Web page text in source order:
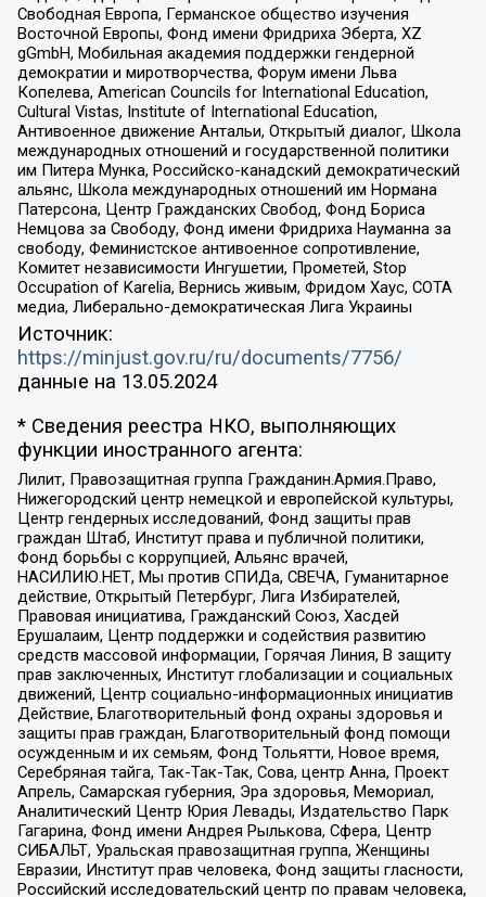
Свободная Европа, Германское общество изучения
Восточной Европы, Фонд имени Фридриха Эберта, XZ
gGmbH, Мобильная академия поддержки гендерной
демократии и миротворчества, Форум имени Льва
Копелева, American Councils for International Education,
Cultural Vistas, Institute of International Education,
Антивоенное движение Антальи, Открытый диалог, Школа
международных отношений и государственной политики
им Питера Мунка, Российско-канадский демократический
альянс, Школа международных отношений им Нормана
Патерсона, Центр Гражданских Свобод, Фонд Бориса
Немцова за Свободу, Фонд имени Фридриха Науманна за
свободу, Феминистское антивоенное сопротивление,
Комитет независимости Ингушетии, Прометей, Stop
Occupation of Karelia, Вернись живым, Фридом Хаус, СОТА
медиа, Либерально-демократическая Лига Украины
Источник:
https://minjust.gov.ru/ru/documents/7756/
данные на 13.05.2024
* Сведения реестра НКО, выполняющих
функции иностранного агента:
Лилит, Правозащитная группа Гражданин.Армия.Право,
Нижегородский центр немецкой и европейской культуры,
Центр гендерных исследований, Фонд защиты прав
граждан Штаб, Институт права и публичной политики,
Фонд борьбы с коррупцией, Альянс врачей,
НАСИЛИЮ.НЕТ, Мы против СПИДа, СВЕЧА, Гуманитарное
действие, Открытый Петербург, Лига Избирателей,
Правовая инициатива, Гражданский Союз, Хасдей
Ерушалаим, Центр поддержки и содействия развитию
средств массовой информации, Горячая Линия, В защиту
прав заключенных, Институт глобализации и социальных
движений, Центр социально-информационных инициатив
Действие, Благотворительный фонд охраны здоровья и
защиты прав граждан, Благотворительный фонд помощи
осужденным и их семьям, Фонд Тольятти, Новое время,
Серебряная тайга, Так-Так-Так, Сова, центр Анна, Проект
Апрель, Самарская губерния, Эра здоровья, Мемориал,
Аналитический Центр Юрия Левады, Издательство Парк
Гагарина, Фонд имени Андрея Рылькова, Сфера, Центр
СИБАЛЬТ, Уральская правозащитная группа, Женщины
Евразии, Институт прав человека, Фонд защиты гласности,
Российский исследовательский центр по правам человека,